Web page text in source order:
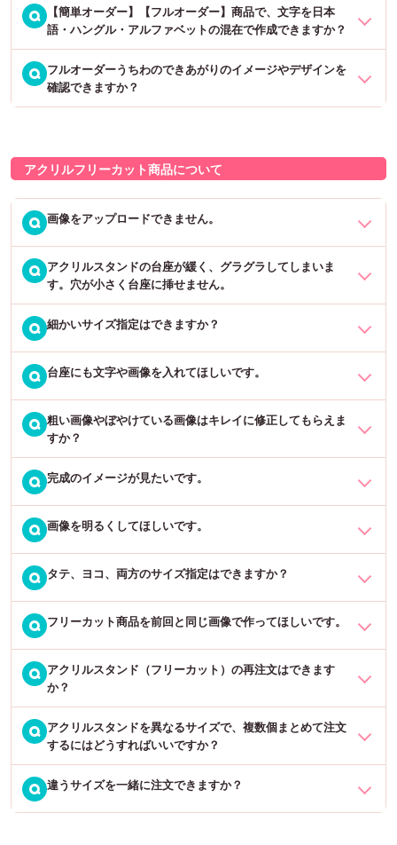
【フルオーダーうちわ】お客様のご希望の文字・書体・デザインで
作成いたします。マークやイラスト（オプション料金別途）も入れ
ることができます。納期は5営業日ほどで発送いたします。
【Web decoうちわ】お客様ご自身で、Web上で好きな背景を選んだ
り文字やスタンプを入れて、自由にうちわのデザインが作成できま
「星」「ハート」といったようにかっこで囲って、必ず「文字」で
のご記入をお願いいたします。特に「ハート」を絵文字やマークで
入力される方が非常に多いですが、文字化けのため確認できませ
ん。
※「絵文字」を使用してのご注文で、ご希望内容と異なる場合は、お
作成可能です。アイドルはもちろん、アーティスト、ミュージカル
でもうちわが活躍しています。お子様の野球等の応援用、運動会や
マラソン大会等の応援、プロ野球・バレーボール・サッカー等のス
ポーツ選手のユニフォームデザインのうちわなど、さまざまです。
Q
【簡単オーダー】【フルオーダー】商品で、文字を日本
語・ハングル・アルファベットの混在で作成できますか？
【簡単オーダー】恐れ入りますが、日本語・ハングル・英語を混ぜ
て作成することはできかねます。
送信フォームから送っていただく必要がございます。※ハングルの書
Q フルオーダーうちわのできあがりのイメージやデザインを
確認できますか？
ただきます。
※無料でデザインを修正できる回数は2回までとしております。
※画像の色味に関しては出来るだけ商品の色に近づけておりますが、
実際の色とは異なり、あくまでイメージとなります。
アクリルフリーカット商品について
Q 画像をアップロードできません。
ファイル名・切り抜き指示が50文字を超えている可能性がございま
す。
恐れ入りますが、どちらも50文字の上限の制限があります。
ファイルアップロードの際に14桁のランダムの番号が付与されるた
め、ファイル名は「拡張子を含めて36文字まで」のものをご用意い
ただき、アップロード後に表示される「アップロードファイル名」
が拡張子を含めて50文字以内になるようにお願いいたします。
Q アクリルスタンドの台座が緩く、グラグラしてしまいま
す。穴が小さく台座に挿せません。
お手数をおかけしますが、台座の表裏を逆にして一度お試しくださ
い。
表裏を逆にしても改善しない場合は、お問い合わせフォームから具
※穴が緩くてもスタンドの立位を安定して保てる場合は正常品でござ
います。
Q 細かいサイズ指定はできますか？
サイズはcm単位でご注文いただきます。小数点以下の指定はできま
せん。
アクリルを立てた時は、台座部分の高さが約3mmプラスされます。
10cmの高さでご注文の場合は台座に立てた際、10.3cmほどの高さ
に仕上がります。
Q 台座にも文字や画像を入れてほしいです。
「名入れアクリルスタンド」という商品があり、台座に色や文字を
入れることができます。よろしければご検討下さいませ。
画像を入れたい場合や、通常のアクリルフリーカット商品で台座へ
の加工をご希望の場合は、ご要望がございましたら対応させていた
だくこともございます（別途オプション料金が発生いたします）。
ご希望でしたら一度お問い合わせ下さいませ。
Q 粗い画像やぼやけている画像はキレイに修正してもらえま
すか？
元の画像を鮮明に加工することは行っておりません。お客様にご入
稿いただいた画像・画質で商品を作成いたします。当店でお客様の
データを加工・調整することはできかねますので、綺麗な画質の画
像をご準備いただき、ご注文をお願いいたします。
Q 完成のイメージが見たいです。
フリーカット商品の切り抜きや作成は基本的に当社デザイナーのお
任せとなります。通常は完成イメージをお送りしておりませんが、
商品発送前に完成イメージをご希望されるお客様にはオプション料
金（1,000円）にて完成イメージ画像の送信を承っております。
ご希望のお客様は、ご注文手続きページの通信欄に「完成イメージ
希望。追加了承済み」とコメントをいただくことで対応いたしま
す。
なお、通常とは異なる作業が発生いたしますので、恐れ入りますが
通常よりお時間を頂戴しております。
Q 画像を明るくしてほしいです。
画像を明るく加工することはできかねます。基本的にお客様にお送
りいただいた画像のまま切り抜き作成いたしますので、切り抜く以
外の加工はしておりません。何卒ご了承くださいませ。
Q タテ、ヨコ、両方のサイズ指定はできますか？
アクリルスタンドは長辺のみの指定となり、両方のサイズ指定はで
きません。
切り抜き対象物が縦に長い画像：縦のサイズのみ指定可能、横の長
さは指定できません。
切り抜き対象物が横に長い画像：横のサイズのみ指定可能、縦の長
さは指定できません。
Q フリーカット商品を前回と同じ画像で作ってほしいです。
前回と同じ画像で作成することは可能です。再注文の場合でも商品
をカートに入れてご注文をお願いいたします。
ご注文の際、【画像切り抜き指示（入れるもの）】欄に「ご注文
日」「前回の伝票番号（8桁）」「画像の特徴」を併せてご記載の
上、ご注文確定をお願いいたします。
※カットライン（アクリルの形）は前回と異なる場合がございますの
で、あらかじめご了承下さいませ。
Q アクリルスタンド（フリーカット）の再注文はできます
か？
再注文していただくことは可能です。再注文の場合でも商品をカー
トに入れてご注文をお願いいたします。
ご注文の際、【画像切り抜き指示（入れるもの）】欄に「ご注文
日」「前回の伝票番号（8桁）」「画像の特徴」を併せてご記載の
Q アクリルスタンドを異なるサイズで、複数個まとめて注文
するにはどうすればいいですか？
商品ページからご希望のサイズを入力して1個目をカートに入れる→
商品ページに戻る→2個目・3個目…と繰り返してカートに入れてい
Q 違うサイズを一緒に注文できますか？